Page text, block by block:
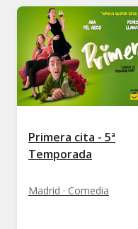
Primera cita - 5ª
Temporada
Madrid · Comedia